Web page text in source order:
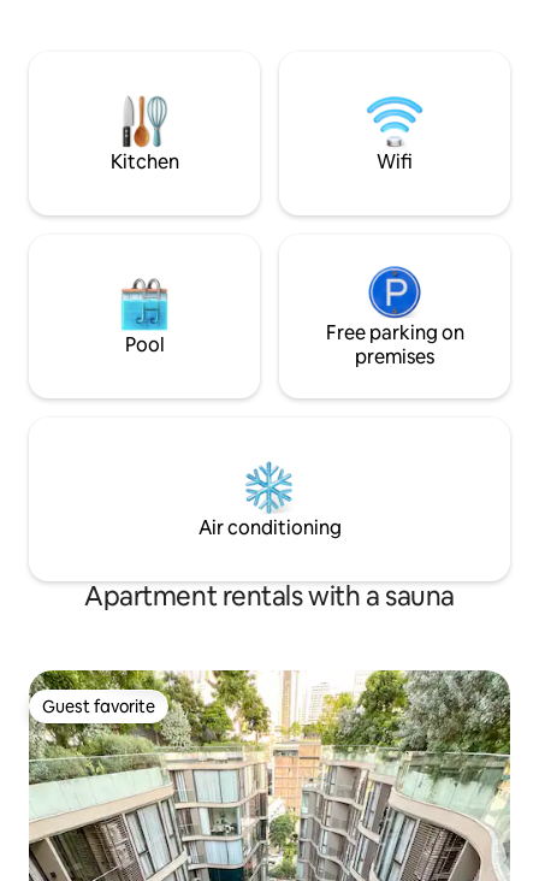
ตลอด 24 ชั่วโมงพร้อมกล้องวงจรปิด ที่พัก 1
ห้องนอนพร้อมเครื่องปรับอากาศของเรามี
เตียงคิงไซส์ 1 หลังในชุดเครื่องนอนระดับ
พรีเมียมที่นอนได้ 3 คน
this centrally
place :)
Kitchen Wifi
Pool
Free parking on
premises
Air conditioning
Apartment rentals with a sauna
Guest favorite
Guest favorite